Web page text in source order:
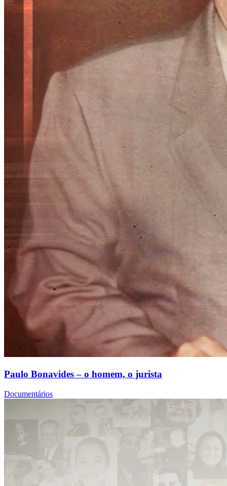
Paulo Bonavides – o homem, o jurista
Documentários